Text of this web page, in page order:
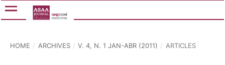
HOME / ARCHIVES / V. 4, N. 1 JAN-ABR (2011) / ARTICLES